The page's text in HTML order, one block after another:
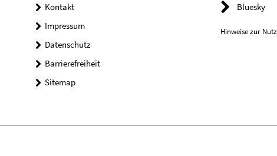
Kontakt
Impressum
Datenschutz
Barrierefreiheit
Sitemap
Bluesky
Hinweise zur